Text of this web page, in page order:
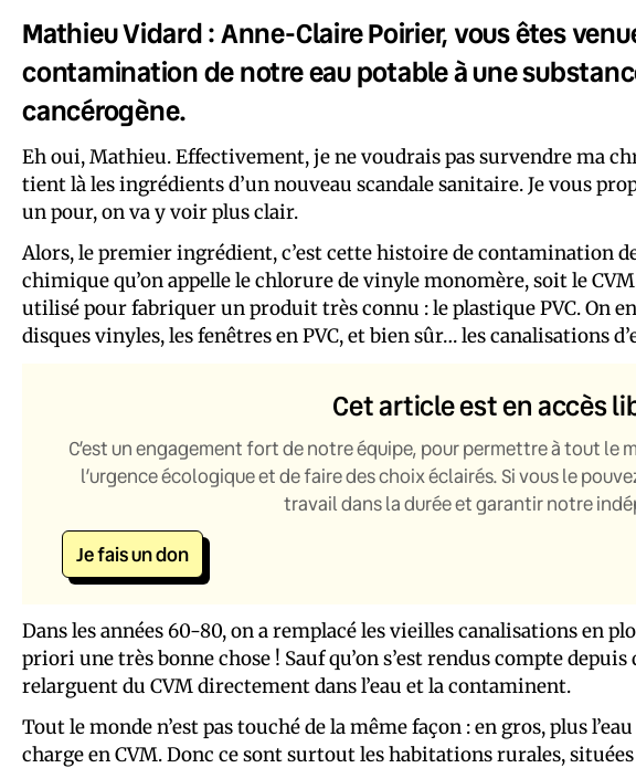
Mathieu Vidard : Anne-Claire Poirier,vous êtes
contamination de notre eau potable à une
cancérogène.
Eh oui, Mathieu. Effectivement, je ne voudrais pas survendre ma
tient là les ingrédients d’un nouveau scandale sanitaire. Je vous
un pour, on va y voir plus clair.
Alors, le premier ingrédient, c’est cette histoire de contamination
chimique qu’on appelle le chlorure de vinyle monomère, soit le
utilisé pour fabriquer un produit très connu : le plastique PVC. On
disques vinyles, les fenêtres en PVC, et bien sûr… les canalisations
Cet article est en accès
C’est un engagement fort de notre équipe, pour permettre à tout le
l’urgence écologique et de faire des choix éclairés. Si vous le
travail dans la durée et garantir notre
Je fais un don
Dans les années 60-80, on a remplacé les vieilles canalisations en
priori une très bonne chose ! Sauf qu’on s’est rendus compte
relarguent du CVM directement dans l’eau et la contaminent.
Tout le monde n’est pas touché de la même façon : en gros, plus
charge en CVM. Donc ce sont surtout les habitations rurales,